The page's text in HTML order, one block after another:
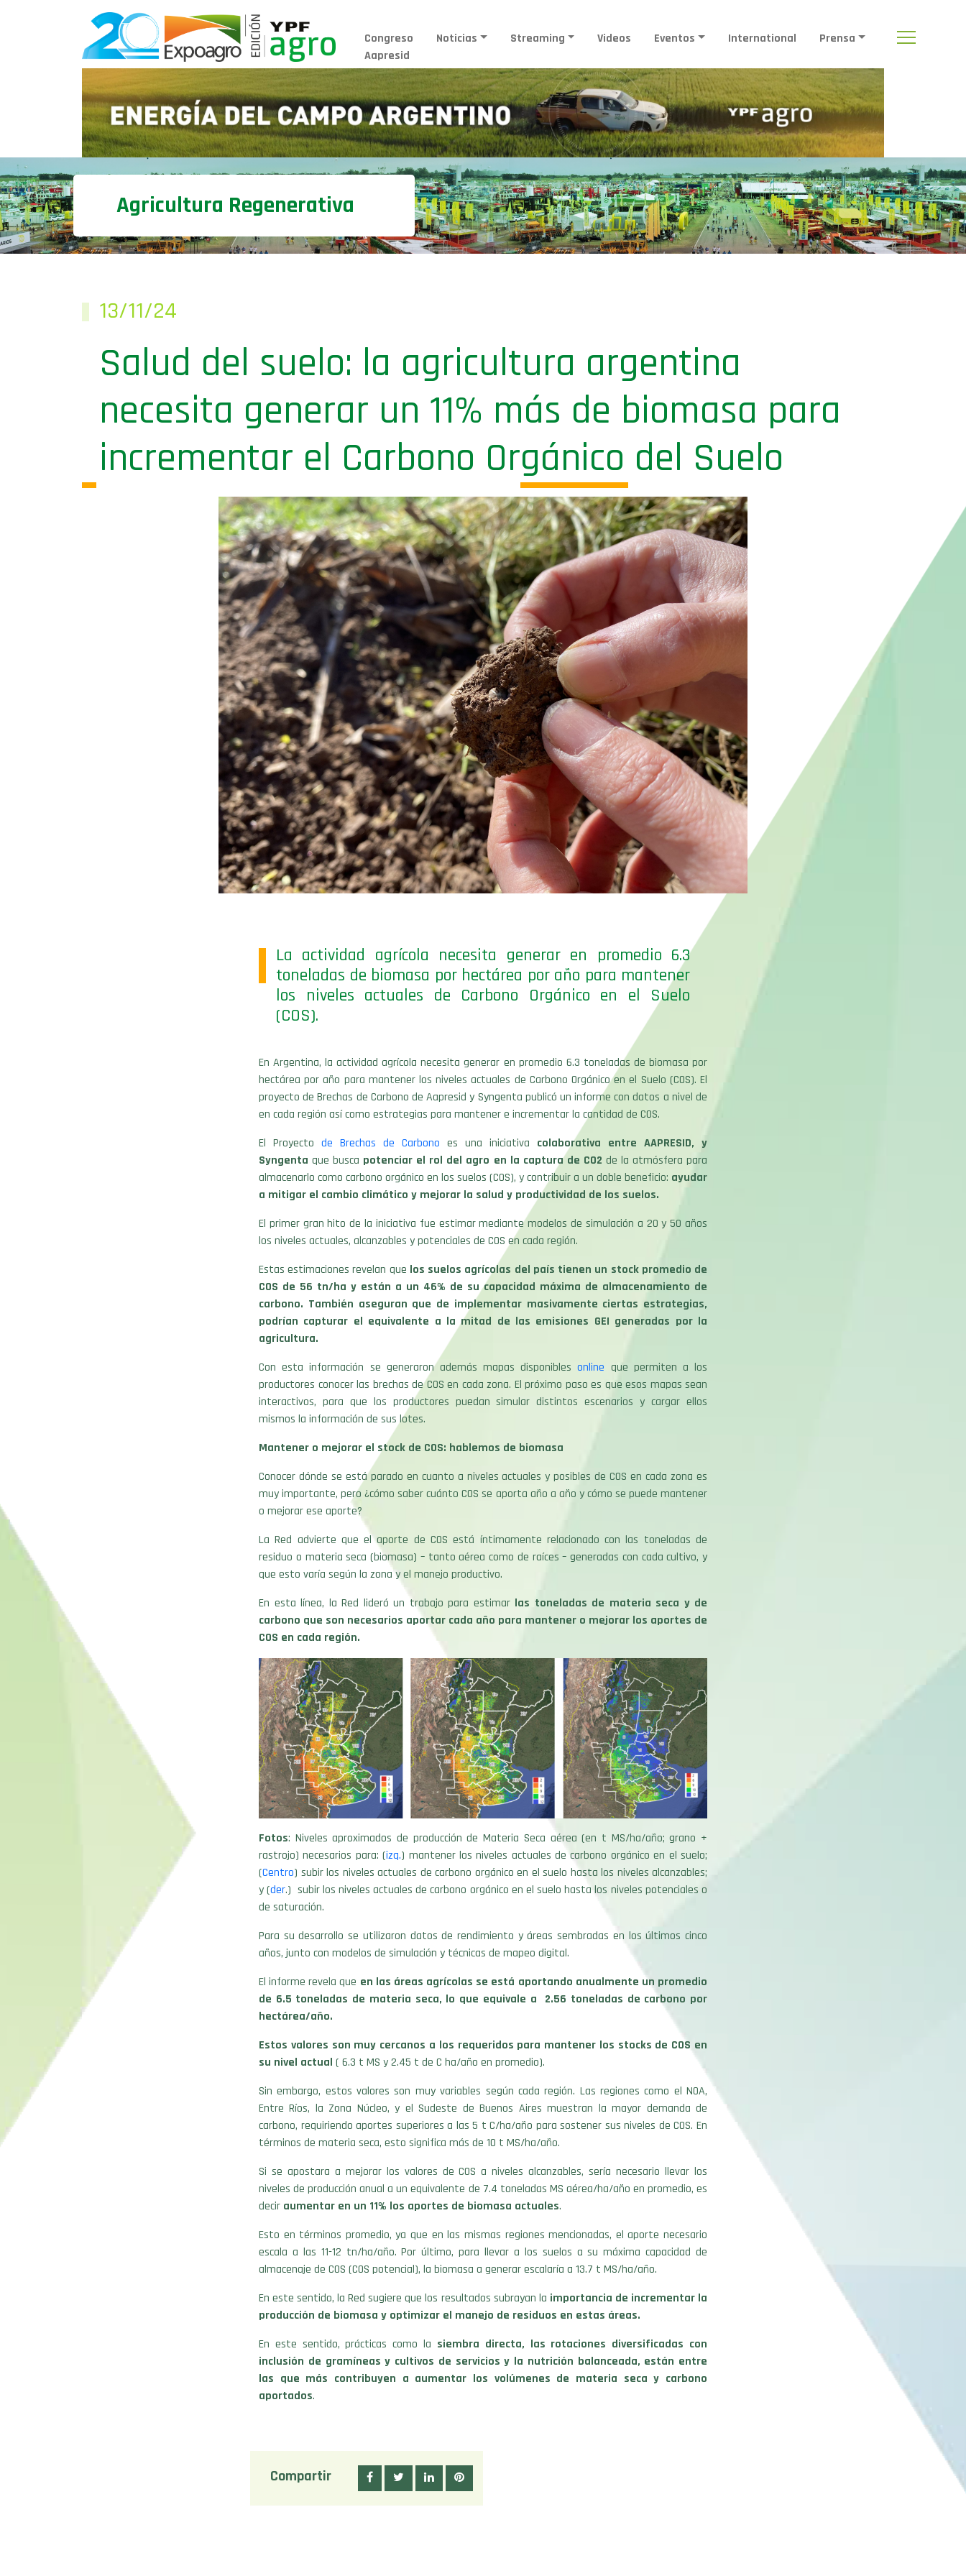
Congreso
Aapresid
Noticias Streaming Videos Eventos International Prensa
Agricultura Regenerativa
13/11/24
Salud del suelo: la agricultura argentina
necesita generar un 11% más de biomasa para
incrementar el Carbono Orgánico del Suelo
La actividad agrícola necesita generar en promedio 6.3
toneladas de biomasa por hectárea por año para mantener
los niveles actuales de Carbono Orgánico en el Suelo
(COS).
En Argentina, la actividad agrícola necesita generar en promedio 6.3 toneladas de biomasa por
hectárea por año para mantener los niveles actuales de Carbono Orgánico en el Suelo (COS). El
proyecto de Brechas de Carbono de Aapresid y Syngenta publicó un informe con datos a nivel de
en cada región así como estrategias para mantener e incrementar la cantidad de COS.
El Proyecto de Brechas de Carbono es una iniciativa colaborativa entre AAPRESID, y
Syngenta que busca potenciar el rol del agro en la captura de CO2 de la atmósfera para
almacenarlo como carbono orgánico en los suelos (COS), y contribuir a un doble beneficio: ayudar
a mitigar el cambio climático y mejorar la salud y productividad de los suelos.
El primer gran hito de la iniciativa fue estimar mediante modelos de simulación a 20 y 50 años
los niveles actuales, alcanzables y potenciales de COS en cada región.
Estas estimaciones revelan que los suelos agrícolas del país tienen un stock promedio de
COS de 56 tn/ha y están a un 46% de su capacidad máxima de almacenamiento de
carbono. También aseguran que de implementar masivamente ciertas estrategias,
podrían capturar el equivalente a la mitad de las emisiones GEI generadas por la
agricultura.
Con esta información se generaron además mapas disponiblesonline que permiten a los
productores conocer las brechas de COS en cada zona. El próximo paso es que esos mapas sean
interactivos, para que los productores puedan simular distintos escenarios y cargar ellos
mismos la información de sus lotes.
Mantener o mejorar el stock de COS: hablemos de biomasa
Conocer dónde se está parado en cuanto a niveles actuales y posibles de COS en cada zona es
muy importante, pero ¿cómo saber cuánto COS se aporta año a año y cómo se puede mantener
o mejorar ese aporte?
La Red advierte que el aporte de COS está íntimamente relacionado con las toneladas de
residuo o materia seca (biomasa) – tanto aérea como de raíces – generadas con cada cultivo, y
que esto varía según la zona y el manejo productivo.
En esta línea, la Red lideró un trabajo para estimarlas toneladas de materia seca y de
carbono que son necesarios aportar cada año para mantener o mejorar los aportes de
COS en cada región.
Fotos: Niveles aproximados de producción de Materia Seca aérea (en t MS/ha/año; grano +
rastrojo) necesarios para: (izq.) mantener los niveles actuales de carbono orgánico en el suelo;
(Centro) subir los niveles actuales de carbono orgánico en el suelo hasta los niveles alcanzables;
y (der.) subir los niveles actuales de carbono orgánico en el suelo hasta los niveles potenciales o
de saturación.
Para su desarrollo se utilizaron datos de rendimiento y áreas sembradas en los últimos cinco
años, junto con modelos de simulación y técnicas de mapeo digital.
El informe revela que en las áreas agrícolas se está aportando anualmente un promedio
de 6.5 toneladas de materia seca, lo que equivale a 2.56 toneladas de carbono por
hectárea/año.
Estos valores son muy cercanos a los requeridos para mantener los stocks de COS en
su nivel actual ( 6.3 t MS y 2.45 t de C ha/año en promedio).
Sin embargo, estos valores son muy variables según cada región. Las regiones como el NOA,
Entre Ríos, la Zona Núcleo, y el Sudeste de Buenos Aires muestran la mayor demanda de
carbono, requiriendo aportes superiores a las 5 t C/ha/año para sostener sus niveles de COS. En
términos de materia seca, esto significa más de 10 t MS/ha/año.
Si se apostara a mejorar los valores de COS a niveles alcanzables, sería necesario llevar los
niveles de producción anual a un equivalente de 7.4 toneladas MS aérea/ha/año en promedio, es
decir aumentar en un 11% los aportes de biomasa actuales.
Esto en términos promedio, ya que en las mismas regiones mencionadas, el aporte necesario
escala a las 11-12 tn/ha/año. Por último, para llevar a los suelos a su máxima capacidad de
almacenaje de COS (COS potencial), la biomasa a generar escalaría a 13.7 t MS/ha/año.
En este sentido, la Red sugiere que los resultados subrayan la importancia de incrementar la
producción de biomasa y optimizar el manejo de residuos en estas áreas.
En este sentido, prácticas como la siembra directa, las rotaciones diversificadas con
inclusión de gramíneas y cultivos de servicios y la nutrición balanceada, están entre
las que más contribuyen a aumentar los volúmenes de materia seca y carbono
aportados.
Compartir